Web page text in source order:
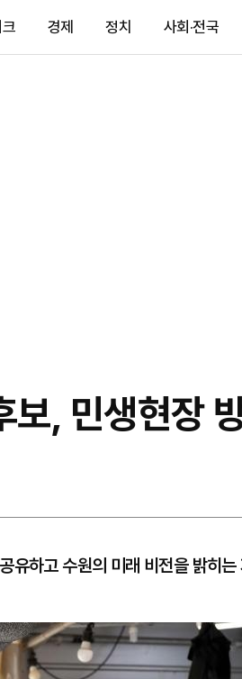
경제 정치 사회·전국
보, 민생현장
유하고 수원의 미래 비전을 밝히는